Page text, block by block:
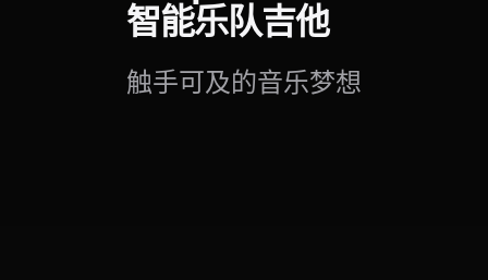
智能乐队吉他
触手可及的音乐梦想